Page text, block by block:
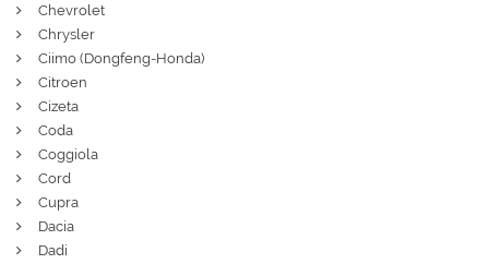
Chevrolet
Chrysler
Ciimo (Dongfeng-Honda)
Citroen
Cizeta
Coda
Coggiola
Cord
Cupra
Dacia
Dadi